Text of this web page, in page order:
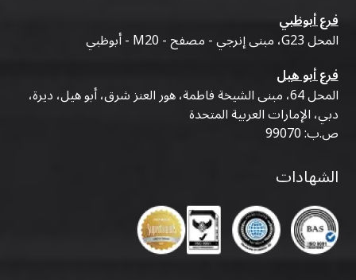
فرع أبوظبي
المحل G23، مبنى إنرجي - مصفح - M20 - أبوظبي
فرع أبو هيل
المحل 64، مبنى الشيخة فاطمة، هور العنز شرق، أبو هيل، ديرة،
دبي، الإمارات العربية المتحدة
ص.ب: 99070
الشهادات